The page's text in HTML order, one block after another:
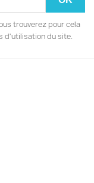
trouverez pour cela
d'utilisation du site.